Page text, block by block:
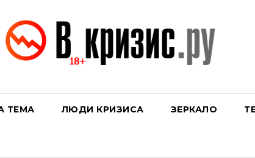
ТЕМА ЛЮДИ КРИЗИСА ЗЕРКАЛО